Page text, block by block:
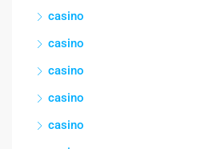
casino
casino
casino
casino
casino